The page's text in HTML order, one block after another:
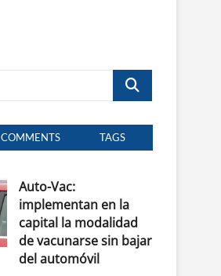
Buscar
COMMENTS TAGS
Auto-Vac:
implementan en la
capital la modalidad
de vacunarse sin bajar
del automóvil